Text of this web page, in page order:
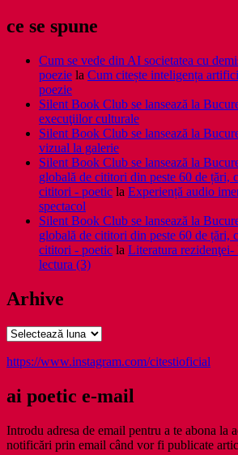
ce se spune
Cum se vede din AI societatea cu
poezie la Cum citește inteligența
poezie
Silent Book Club se lansează la
execuţiilor culturale
Silent Book Club se lansează la
vizual la galerie
Silent Book Club se lansează la
globală de cititori din peste 60 de țări,
cititori - poetic la Experiență audio
spectacol
Silent Book Club se lansează la
globală de cititori din peste 60 de țări,
cititori - poetic la Literatura
lectura (3)
Arhive
Arhive
https://www.instagram.com/citestioficial
ai poetic e-mail
Introdu adresa de email pentru a te abona la
notificări prin email când vor fi publicate